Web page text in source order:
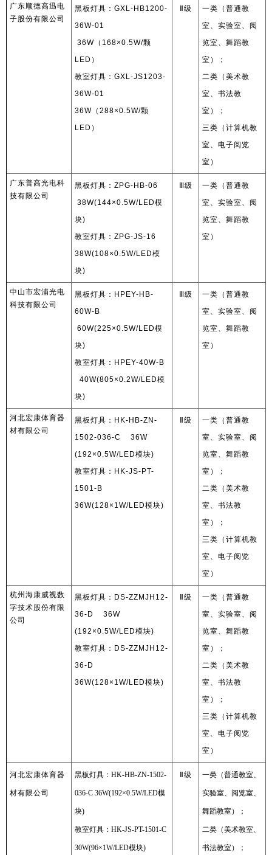
广东顺德高迅电
子股份有限公司
黑板灯具： GXL-HB1200-
36W-01
36W （ 168×0.5W/颗
LED ）
教室灯具： GXL-JS1203-
36W-01
36W （ 288×0.5W/颗
LED ）
级
一类（普通教
室、实验室、阅
览室、舞蹈教
室）；
二类（美术教
室、书法教
室）；
三类（计算机教
室、电子阅览
室）
广东普高光电科
技有限公司
黑板灯具： ZPG-HB-06
38W(144×0.5W/LED模
块)
教室灯具： ZPG-JS-16
38W(108×0.5W/LED模
块)
级
一类（普通教
室、实验室、阅
览室、舞蹈教
室）
中山市宏浦光电
科技有限公司
黑板灯具： HPEY-HB-
60W-B
60W(225×0.5W/LED模
块)
教室灯具： HPEY-40W-B
40W(805×0.2W/LED模
块)
级
一类（普通教
室、实验室、阅
览室、舞蹈教
室）
河北宏康体育器
材有限公司
黑板灯具： HK-HB-ZN-
1502-036-C 36W
(192×0.5W/LED模块)
教室灯具： HK-JS-PT-
1501-B
36W(128×1W/LED模块)
级
一类（普通教
室、实验室、阅
览室、舞蹈教
室）；
二类（美术教
室、书法教
室）；
三类（计算机教
室、电子阅览
室）
杭州海康威视数
字技术股份有限
公司
黑板灯具： DS-ZZMJH12-
36-D 36W
(192×0.5W/LED模块)
教室灯具： DS-ZZMJH12-
36-D
36W(128×1W/LED模块)
级
一类（普通教
室、实验室、阅
览室、舞蹈教
室）；
二类（美术教
室、书法教
室）；
三类（计算机教
室、电子阅览
室）
河北宏康体育器
材有限公司
黑板灯具：HK-HB-ZN-1502-
036-C 36W(192×0.5W/LED模
块)
教室灯具：HK-JS-PT-1501-C
30W(96×1W/LED模块)
级 一类（普通教室、
实验室、阅览室、
舞蹈教室）；
二类（美术教室、
书法教室）；